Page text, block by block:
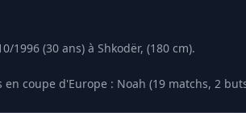
(30 ans) à Shkodër, (180 cm).
coupe d'Europe : Noah (19 matchs, 2